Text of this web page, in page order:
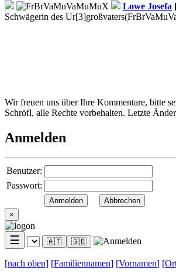
Lowe Josefa
Schwägerin des Ur[3]großvaters
Wir freuen uns über Ihre Kommentare, bitte
Schröfl, alle Rechte vorbehalten. Letzte
Anmelden
Benutzer:
Passwort:
×
☰ 🇦🇹 🇬🇧
[nach oben] [Familiennamen] [Vornamen] [